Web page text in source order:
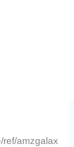
ref/amzgalax